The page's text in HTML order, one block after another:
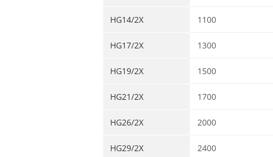
HG14/2X 1100
HG17/2X 1300
HG19/2X 1500
HG21/2X 1700
HG26/2X 2000
HG29/2X 2400